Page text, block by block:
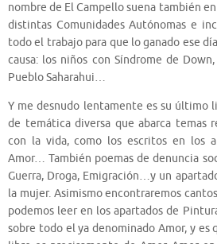
nombre de El Campello suena también
distintas Comunidades Autónomas e
todo el trabajo para que lo ganado ese
causa: los niños con Síndrome de
Pueblo Saharahui…
Y me desnudo lentamente es su último
de temática diversa que abarca temas
con la vida, como los escritos en los
Amor… También poemas de denuncia
Guerra, Droga, Emigración…y un
la mujer. Asimismo encontraremos
podemos leer en los apartados de
sobre todo el ya denominado Amor, y es